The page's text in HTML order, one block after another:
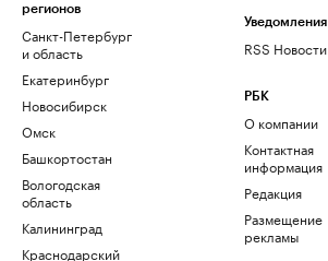
регионов
Санкт-Петербург
и область
Екатеринбург
Новосибирск
Омск
Башкортостан
Вологодская
область
Калининград
Краснодарский
Уведомления
RSS Новости
РБК
О компании
Контактная
информация
Редакция
Размещение
рекламы